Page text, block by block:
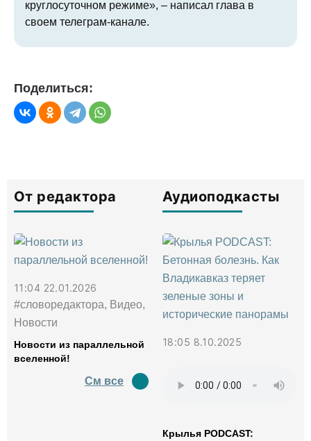
круглосуточном режиме», – написал глава в
своем телеграм-канале.
Поделиться:
От редактора
11:04 22.01.2026
#словоредактора, Видео,
Новости
Новости из параллельной
вселенной!
См все
Аудиоподкасты
18:05 8.10.2025
Крылья PODCAST: